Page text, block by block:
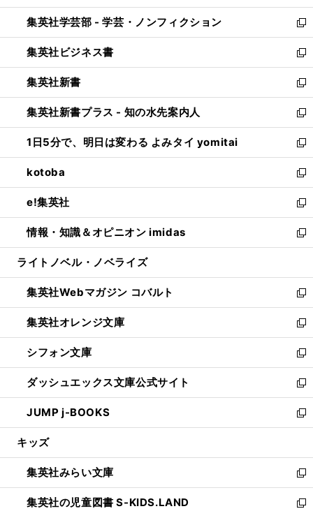
開
く
ウ
で
開
く
ン
ド
ウ
で
開
く
ウ
ィ
ン
ド
ウ
で
開
く
集英社学芸部 - 学芸・ノンフィクション
新
し
い
ウ
ィ
ン
ド
ウ
で
開
く
集英社ビジネス書
新
し
い
ウ
ィ
ン
ド
ウ
で
開
く
集英社新書
新
し
い
ウ
ィ
ン
ド
ウ
で
開
く
集英社新書プラス - 知の水先案内人
新
し
い
ウ
ィ
ン
ド
ウ
で
開
1日5分で、明日は変わる よみタイ yomitai
新
し
い
ウ
ィ
ン
ド
ウ
開
く
kotoba
新
し
い
ウ
ィ
ン
ウ
で
開
く
e!集英社
新
し
い
ウ
ン
ド
ウ
で
開
く
情報・知識＆オピニオン imidas
新
し
ウ
ィ
ン
ド
ウ
で
開
く
ライトノベル・ノベライズ
集英社Webマガジン コバルト
新
し
い
ウ
ィ
ン
ド
ウ
で
開
集英社オレンジ文庫
新
し
い
ウ
ィ
ン
ド
ウ
開
く
シフォン文庫
新
し
い
ウ
ィ
ン
ウ
で
開
く
ダッシュエックス文庫公式サイト
新
し
い
ウ
ン
ド
ウ
で
JUMP j-BOOKS
新
し
ウ
ィ
ン
ド
キッズ
集英社みらい文庫
新
し
い
集英社の児童図書 S-KIDS.LAND
新